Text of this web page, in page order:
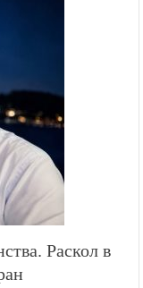
Раскол в